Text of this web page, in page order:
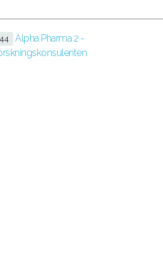
Alpha Pharma 2 -